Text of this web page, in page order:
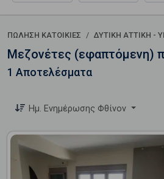
ΠΏΛΗΣΗ ΚΑΤΟΙΚΊΕΣ ΔΥΤΙΚΗ ΑΤΤΙΚΗ -
Μεζονέτες (εφαπτόμενη)
1 Αποτελέσματα
Ημ. Ενημέρωσης Φθίνον